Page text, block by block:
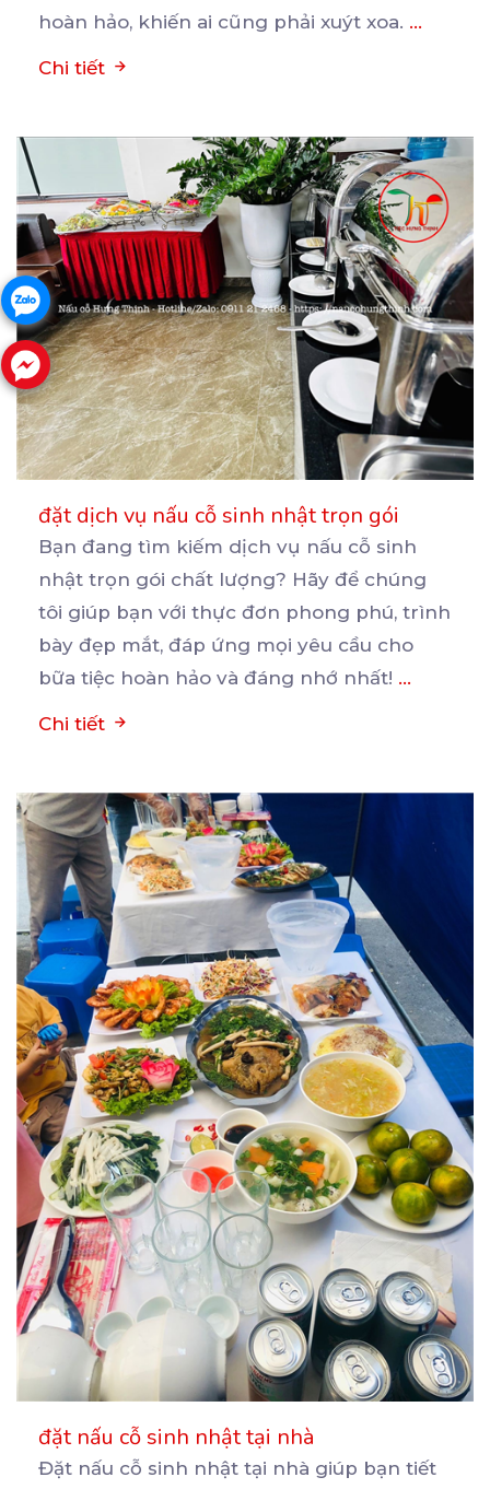
hoàn hảo, khiến ai cũng phải xuýt xoa. ...
Chi tiết
đặt dịch vụ nấu cỗ sinh nhật trọn gói
Bạn đang tìm kiếm dịch vụ nấu cỗ sinh
nhật trọn gói chất lượng? Hãy để chúng
tôi giúp bạn với thực đơn phong phú, trình
bày đẹp mắt, đáp ứng mọi yêu cầu cho
bữa tiệc hoàn hảo và đáng nhớ nhất! ...
Chi tiết
đặt nấu cỗ sinh nhật tại nhà
Đặt nấu cỗ sinh nhật tại nhà giúp bạn tiết